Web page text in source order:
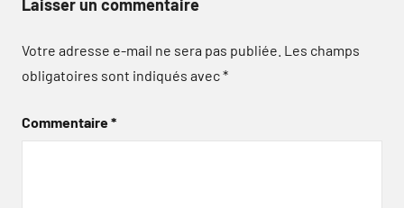
Laisser un commentaire
Votre adresse e-mail ne sera pas publiée. Les champs
obligatoires sont indiqués avec*
Commentaire*